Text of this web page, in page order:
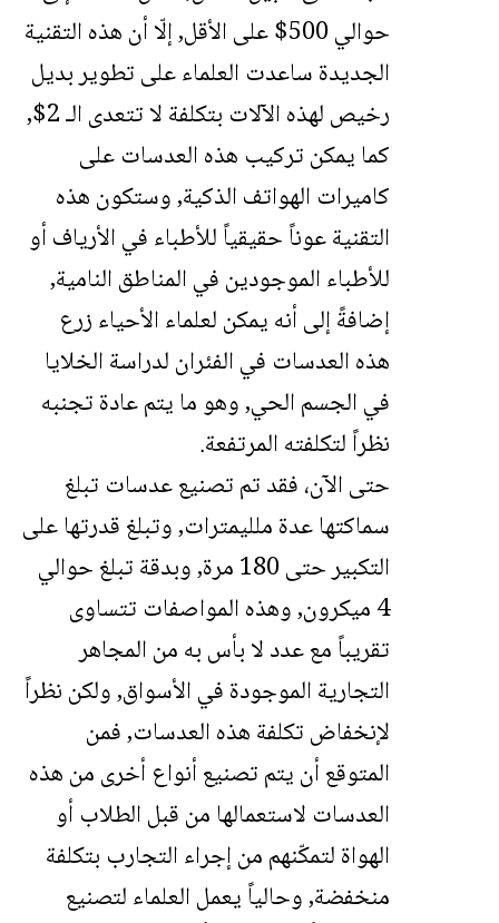
حوالي 500$ على الأقل, إلّا أن هذه التقنية
الجديدة ساعدت العلماء على تطوير بديل
رخيص لهذه الآلات بتكلفة لا تتعدى الـ 2$,
كما يمكن تركيب هذه العدسات على
كاميرات الهواتف الذكية, وستكون هذه
التقنية عوناً حقيقياً للأطباء في الأرياف أو
للأطباء الموجودين في المناطق النامية,
إضافةً إلى أنه يمكن لعلماء الأحياء زرع
هذه العدسات في الفئران لدراسة الخلايا
في الجسم الحي, وهو ما يتم عادة تجنبه
نظراً لتكلفته المرتفعة.
حتى الآن، فقد تم تصنيع عدسات تبلغ
سماكتها عدة ملليمترات, وتبلغ قدرتها على
التكبير حتى 180 مرة, وبدقة تبلغ حوالي
4 ميكرون, وهذه المواصفات تتساوى
تقريباً مع عدد لا بأس به من المجاهر
التجارية الموجودة في الأسواق, ولكن نظراً
لإنخفاض تكلفة هذه العدسات, فمن
المتوقع أن يتم تصنيع أنواع أخرى من هذه
العدسات لاستعمالها من قبل الطلاب أو
الهواة لتمكّنهم من إجراء التجارب بتكلفة
منخفضة, وحالياً يعمل العلماء لتصنيع